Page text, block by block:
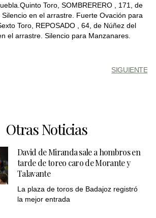
Toro, SOMBRERERO , 171, de
Silencio en el arrastre. Fuerte Ovación para
Toro, REPOSADO , 64, de Núñez del
el arrastre. Silencio para Manzanares.
SIGUIENTE
Otras Noticias
David de Miranda sale a hombros en
tarde de toreo caro de Morante y
Talavante
La plaza de toros de Badajoz registró
la mejor entrada